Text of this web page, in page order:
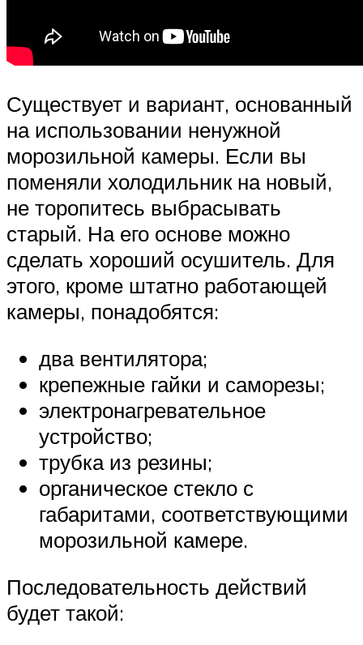
Существует и вариант, основанный
на использовании ненужной
морозильной камеры. Если вы
поменяли холодильник на новый,
не торопитесь выбрасывать
старый. На его основе можно
сделать хороший осушитель. Для
этого, кроме штатно работающей
камеры, понадобятся:
два вентилятора;
крепежные гайки и саморезы;
электронагревательное
устройство;
трубка из резины;
органическое стекло с
габаритами, соответствующими
морозильной камере.
Последовательность действий
будет такой: